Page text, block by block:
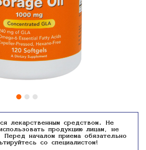
лекарственным средством. Не
продукцию лицам, не
Перед началом приема обязательно
со специалистом!